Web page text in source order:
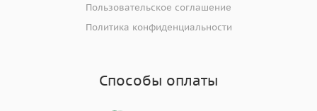
Пользовательское соглашение
Политика конфиденциальности
Способы оплаты